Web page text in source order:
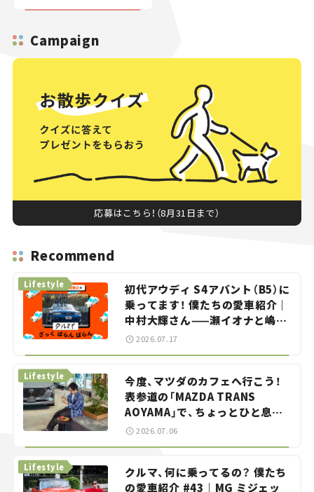
Campaign
応募はこちら！（8月31日まで）
Recommend
初代アウディ S4アバント（B5）に
乗ってます！ 僕たちの愛車紹介｜
中村大輝さん——瀬イオナと嶋田
智之の「クルマでざっくばらんば
らん！」＃20
Lifestyle
2026.07.17
今度、マツダのカフェへ行こう！
表参道の「MAZDA TRANS
AOYAMA」で、ちょっとひと息。
——連載｜CCGとクルマでどうす
Lifestyle
2026.07.06
クルマ、何に乗ってるの？ 僕たち
の愛車紹介 #43｜MG ミジェッ
Lifestyle